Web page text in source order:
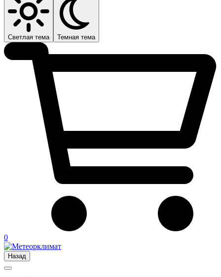
Светлая тема Темная тема
0
Назад